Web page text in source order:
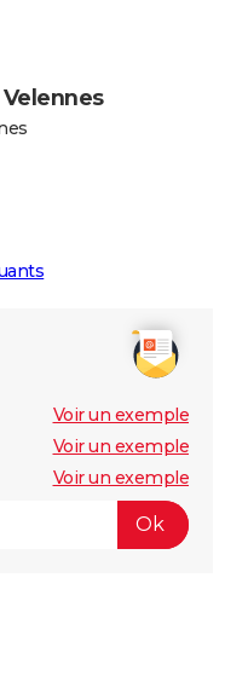
Voir un exemple
Voir un exemple
Voir un exemple